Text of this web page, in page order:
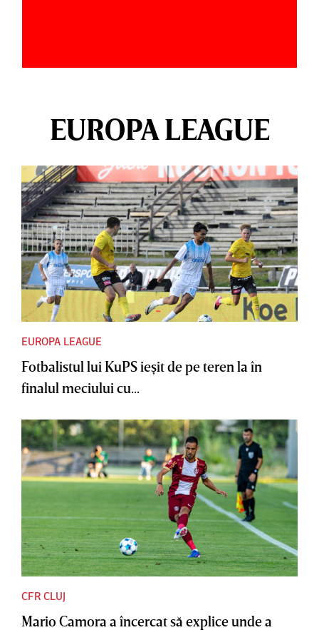
EUROPA LEAGUE
EUROPA LEAGUE
Fotbalistul lui KuPS ieşit de pe teren la în
finalul meciului cu...
CFR CLUJ
Mario Camora a încercat să explice unde a